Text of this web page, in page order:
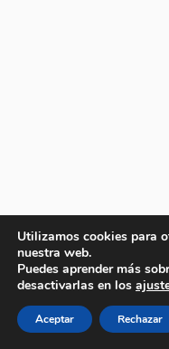
Utilizamos cookies para
nuestra web.
Puedes aprender más
desactivarlas en los
Aceptar Rechazar